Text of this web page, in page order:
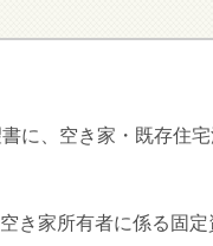
に、空き家・既存住
き家所有者に係る固定